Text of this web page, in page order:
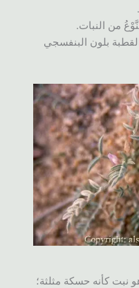
من النبات.
بلون البنفسجي
نبت كأنه حسكة مثلثة؛